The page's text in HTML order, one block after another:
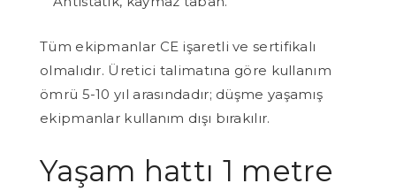
Tüm ekipmanlar CE işaretli ve sertifikalı
olmalıdır. Üretici talimatına göre kullanım
ömrü 5-10 yıl arasındadır; düşme yaşamış
ekipmanlar kullanım dışı bırakılır.
Yaşam hattı 1 metre